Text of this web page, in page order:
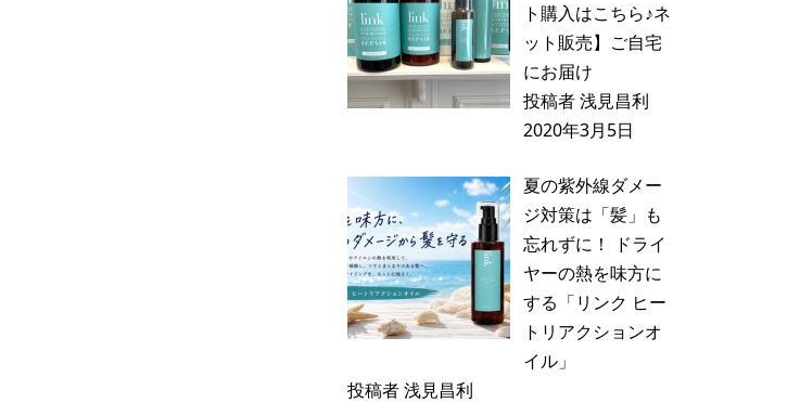
ト購入はこちら♪ネ
ット販売】ご自宅
にお届け
投稿者 浅見昌利
2020年3月5日
夏の紫外線ダメー
ジ対策は「髪」も
忘れずに！ ドライ
ヤーの熱を味方に
する「リンク ヒー
トリアクションオ
イル」
投稿者 浅見昌利